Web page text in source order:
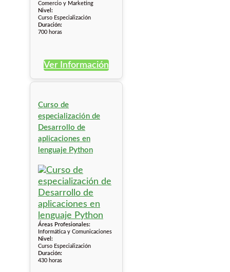
Comercio y Marketing
Nivel:
Curso Especialización
Duración:
700 horas
Ver Información
Curso de
especialización de
Desarrollo de
aplicaciones en
lenguaje Python
Áreas Profesionales:
Informática y Comunicaciones
Nivel:
Curso Especialización
Duración:
430 horas